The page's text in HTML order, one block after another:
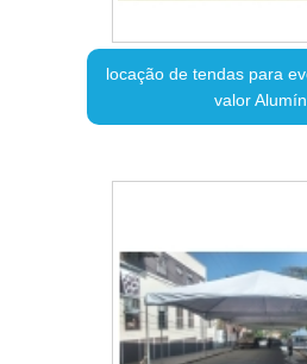
locação de tendas para
valor